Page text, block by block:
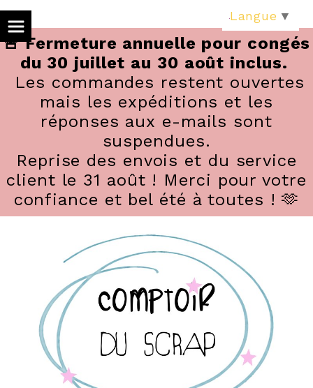
🚨 Fermeture annuelle pour congés
du 30 juillet au 30 août inclus.
Les commandes restent ouvertes
mais les expéditions et les
réponses aux e-mails sont
suspendues.
Reprise des envois et du service
client le 31 août ! Merci pour votre
confiance et bel été à toutes ! 🫶
Langue ▼